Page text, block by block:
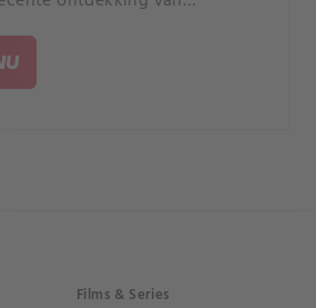
expeditie van 1846 in het ijs
Films & Series